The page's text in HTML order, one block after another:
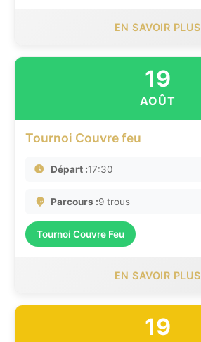
EN SAVOIR PLUS
19
AOÛT
Tournoi Couvre feu
Départ :17:30
Parcours :9 trous
Tournoi Couvre Feu
EN SAVOIR PLUS
19